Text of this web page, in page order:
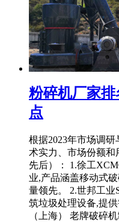
粉碎机厂家
点
根据2023年市场调
术实力、市场份额和
先后）： 1.徐工
业,产品涵盖移动式
量领先。 2.世邦工
筑垃圾处理设备,提
（上海） 老牌破碎